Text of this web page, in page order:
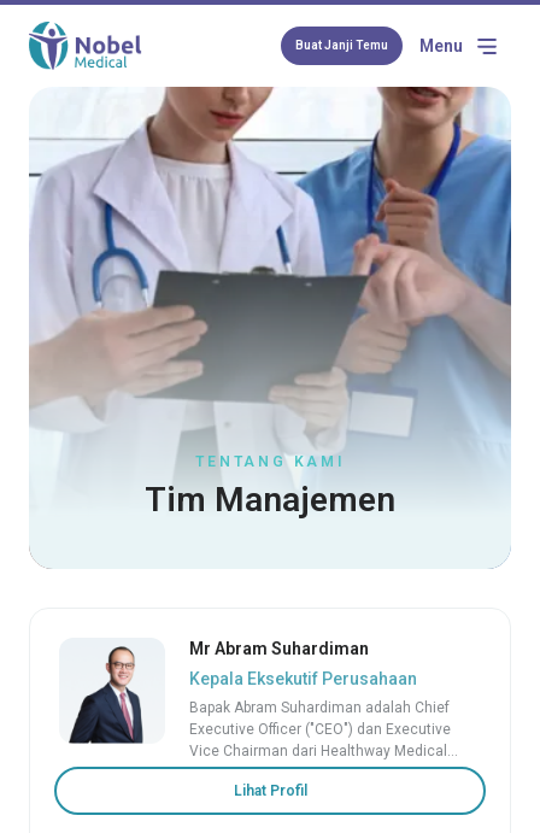
Buat Janji Temu Menu
TENTANG KAMI
Tim Manajemen
Mr Abram Suhardiman
Kepala Eksekutif Perusahaan
Bapak Abram Suhardiman adalah Chief
Executive Officer ("CEO") dan Executive
Vice Chairman dari Healthway Medical
Group.
Lihat Profil